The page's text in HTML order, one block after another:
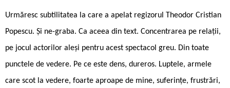
Urmăresc subtilitatea la care a apelat regizorul Theodor Cristian
Popescu. Și ne-graba. Ca aceea din text. Concentrarea pe relații,
pe jocul actorilor aleși pentru acest spectacol greu. Din toate
punctele de vedere. Pe ce este dens, dureros. Luptele, armele
care scot la vedere, foarte aproape de mine, suferințe, frustrări,